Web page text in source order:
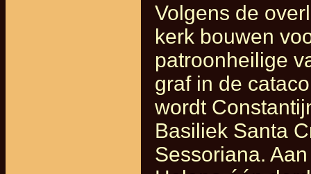
Volgens de
kerk bouwen
patroonheilige
graf in de
wordt
Basiliek Santa
Sessoriana.